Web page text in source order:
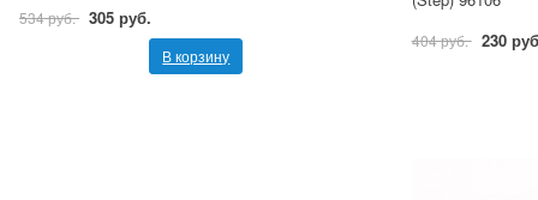
534 руб. 305 руб.
В корзину
404 руб. 230